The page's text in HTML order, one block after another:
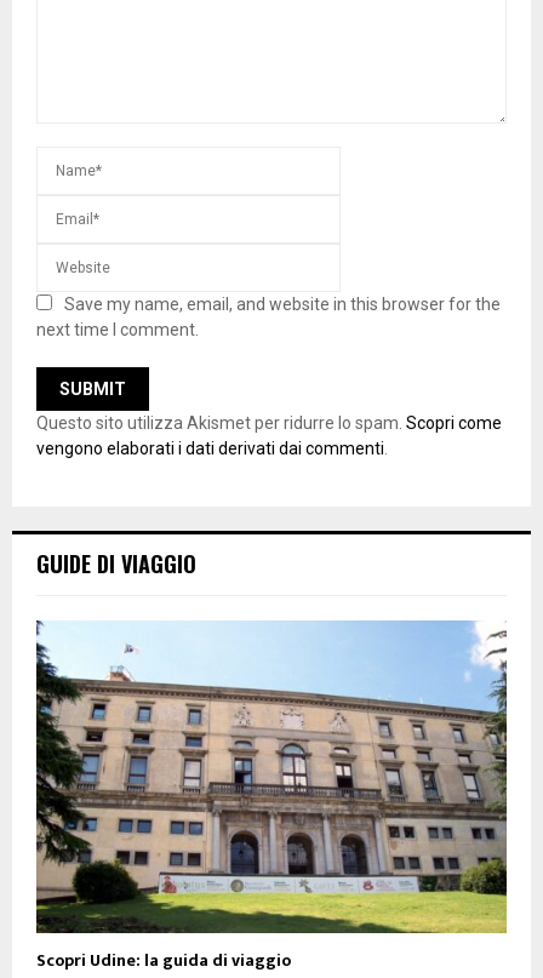
Save my name, email, and website in this browser for the
next time I comment.
Questo sito utilizza Akismet per ridurre lo spam. Scopri come
vengono elaborati i dati derivati dai commenti
GUIDE DI VIAGGIO
Scopri Udine: la guida di viaggio